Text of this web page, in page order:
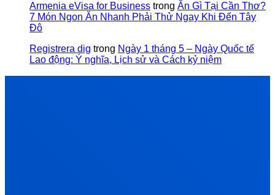
Armenia eVisa for Business trong Ăn Gì Tại Cần Thơ?
7 Món Ngon Ăn Nhanh Phải Thử Ngay Khi Đến Tây
Đô
Registrera dig trong Ngày 1 tháng 5 – Ngày Quốc tế
Lao động: Ý nghĩa, Lịch sử và Cách kỷ niệm